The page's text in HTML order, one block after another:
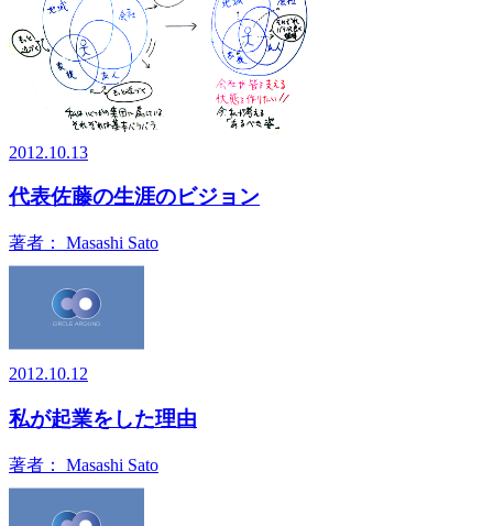
2012.10.13
代表佐藤の生涯のビジョン
著者： Masashi Sato
2012.10.12
私が起業をした理由
著者： Masashi Sato